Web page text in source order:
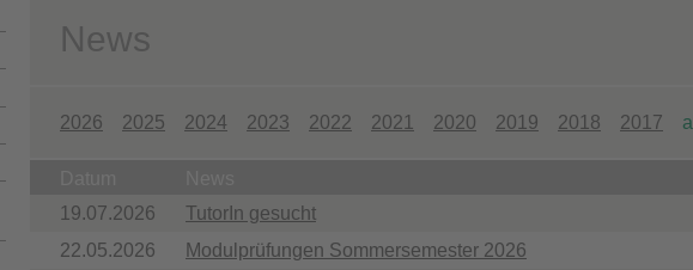
News
2026 2025 2024 2023 2022 2021 2020 2019 2018 2017
19.07.2026
TutorIn gesucht
22.05.2026
Modulprüfungen Sommersemester 2026